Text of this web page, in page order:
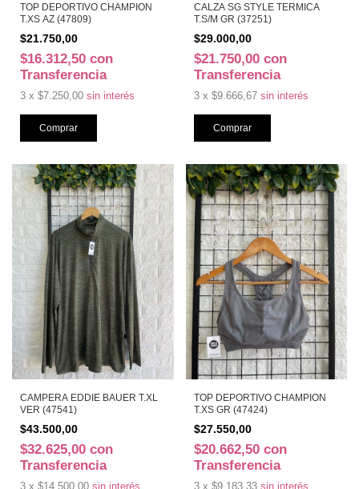
TOP DEPORTIVO CHAMPION
T.XS AZ (47809)
$21.750,00
$16.312,50 con
Transferencia
3 x $7.250,00 sin interés
CALZA SG STYLE TERMICA
T.S/M GR (37251)
$29.000,00
$21.750,00 con
Transferencia
3 x $9.666,67 sin interés
CAMPERA EDDIE BAUER T.XL
VER (47541)
$43.500,00
$32.625,00 con
Transferencia
3 x $14.500,00 sin interés
TOP DEPORTIVO CHAMPION
T.XS GR (47424)
$27.550,00
$20.662,50 con
Transferencia
3 x $9.183,33 sin interés